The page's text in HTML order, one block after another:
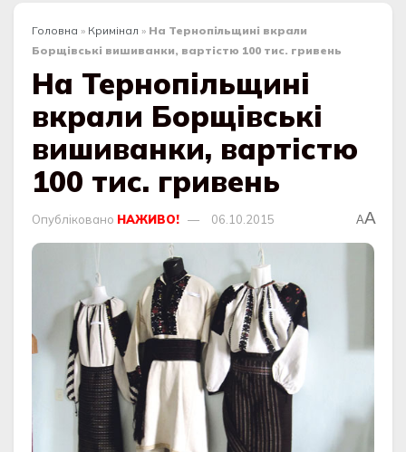
Головна » Кримінал » На Тернопільщині вкрали
Борщівські вишиванки, вартістю 100 тис. гривень
На Тернопільщині
вкрали Борщівські
вишиванки, вартістю
100 тис. гривень
Опубліковано НАЖИВО! 06.10.2015 AA